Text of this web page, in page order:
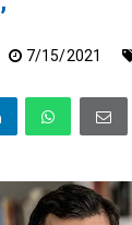
7/15/2021